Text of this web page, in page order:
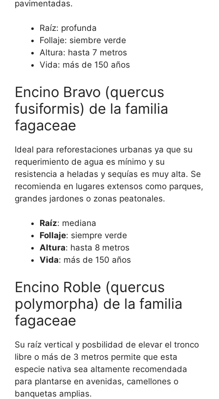
pavimentadas.
Raíz: profunda
Follaje: siembre verde
Altura: hasta 7 metros
Vida: más de 150 años
Encino Bravo (quercus
fusiformis) de la familia
fagaceae
Ideal para reforestaciones urbanas ya que su
requerimiento de agua es mínimo y su
resistencia a heladas y sequías es muy alta. Se
recomienda en lugares extensos como parques,
grandes jardones o zonas peatonales.
Raíz: mediana
Follaje: siempre verde
Altura: hasta 8 metros
Vida: más de 150 años
Encino Roble (quercus
polymorpha) de la familia
fagaceae
Su raíz vertical y posbilidad de elevar el tronco
libre o más de 3 metros permite que esta
especie nativa sea altamente recomendada
para plantarse en avenidas, camellones o
banquetas amplias.